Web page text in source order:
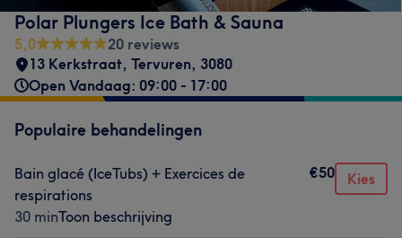
Polar Plungers Ice Bath & Sauna
5,0
20 reviews
13 Kerkstraat, Tervuren, 3080
Open Vandaag: 09:00 - 17:00
Populaire behandelingen
Bain glacé (IceTubs) + Exercices de
respirations
30 minToon beschrijving
€50 Kies